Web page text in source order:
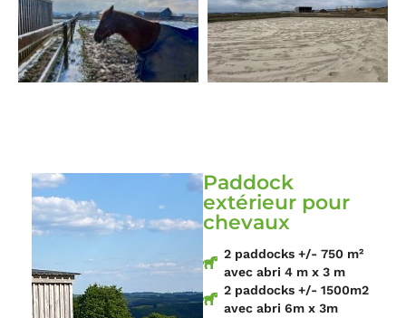
Paddock
extérieur pour
chevaux
2 paddocks +/- 750 m²
avec abri 4 m x 3 m
2 paddocks +/- 1500m2
avec abri 6m x 3m